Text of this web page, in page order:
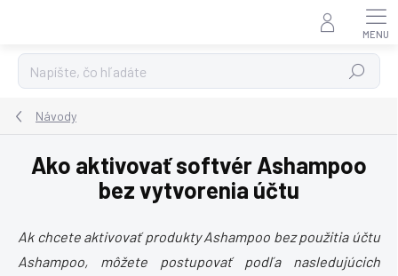
Hľadať
Návody
Ako aktivovať softvér Ashampoo
bez vytvorenia účtu
Ak chcete aktivovať produkty Ashampoo bez použitia účtu
Ashampoo, môžete postupovať podľa nasledujúcich